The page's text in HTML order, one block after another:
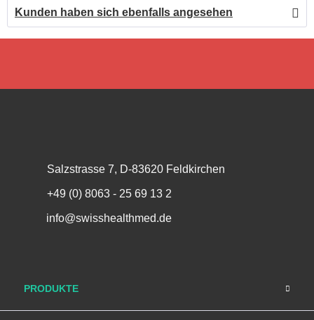
Kunden haben sich ebenfalls angesehen
Salzstrasse 7, D-83620 Feldkirchen
+49 (0) 8063 - 25 69 13 2
info@swisshealthmed.de
PRODUKTE